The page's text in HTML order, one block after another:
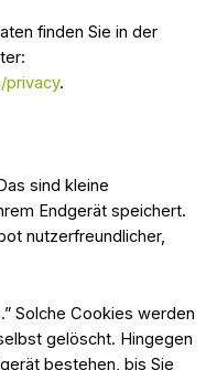
finden Sie in der
privacy.
sind kleine
Endgerät speichert.
nutzerfreundlicher,
Solche Cookies werden
gelöscht. Hingegen
bestehen, bis Sie